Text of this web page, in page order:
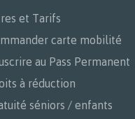
et Tarifs
carte mobilité
au Pass Permanent
à réduction
séniors / enfants